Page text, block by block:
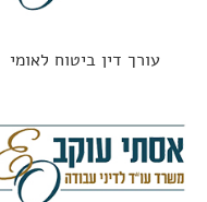
עורך דין ביטוח לאומי